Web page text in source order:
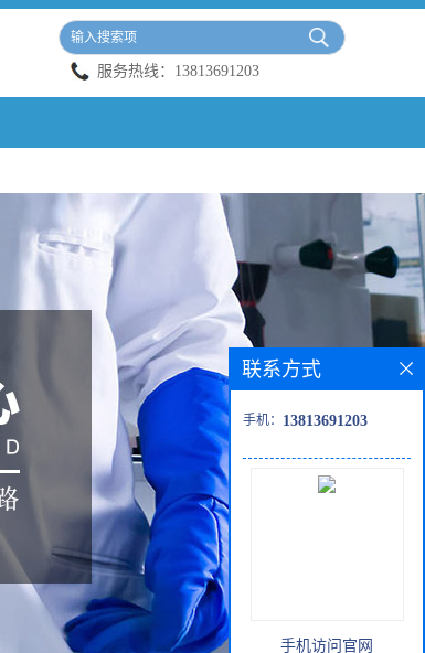
服务热线： 13813691203
联系方式
手机： 13813691203
手机访问官网